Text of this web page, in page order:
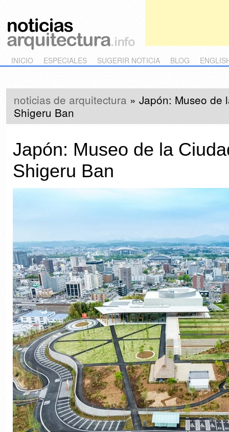
Main menu
Skip to primary content
Skip to secondary content
INICIO ESPECIALES SUGERIR NOTICIA BLOG
noticias de arquitectura » Japón: Museo de
Shigeru Ban
Japón: Museo de la
Shigeru Ban